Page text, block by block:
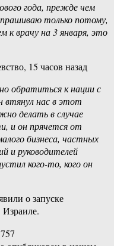
года, прежде чем
только потому,
к врачу на 3 января, это
15 часов назад
обратиться к нации с
втянул нас в этот
делать в случае
и он прячется от
бизнеса, частных
и руководителей
кого-то, кого он
о запуске
Израиле.